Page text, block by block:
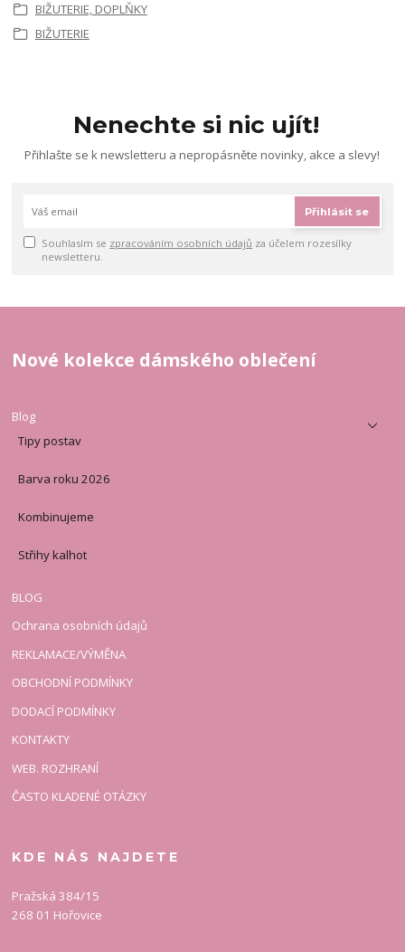
BIŽUTERIE, DOPLŇKY
BIŽUTERIE
Nenechte si nic ujít!
Přihlašte se k newsletteru a nepropásněte novinky, akce a slevy!
Přihlásit se
Souhlasím se zpracováním osobních údajů za účelem rozesílky
newsletteru.
Nové kolekce dámského oblečení
Blog
Tipy postav
Barva roku 2026
Kombinujeme
Střihy kalhot
BLOG
Ochrana osobních údajů
REKLAMACE/VÝMĚNA
OBCHODNÍ PODMÍNKY
DODACÍ PODMÍNKY
KONTAKTY
WEB. ROZHRANÍ
ČASTO KLADENÉ OTÁZKY
KDE NÁS NAJDETE
Pražská 384/15
268 01 Hořovice